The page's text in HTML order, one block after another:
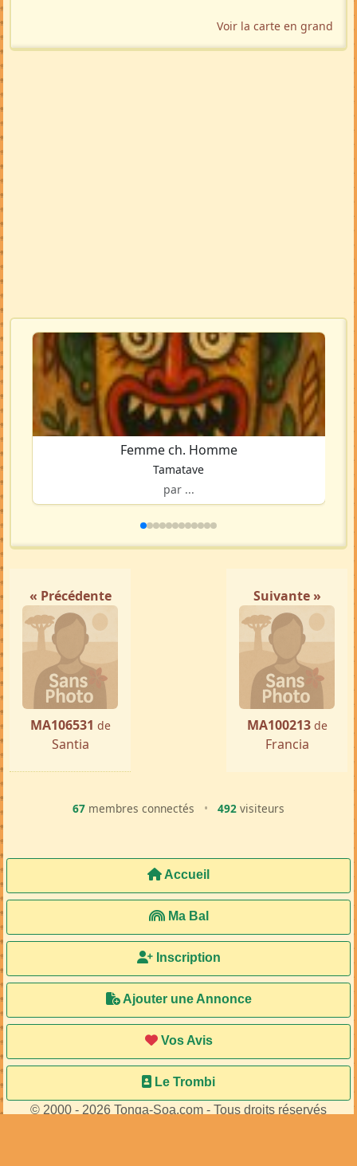
Voir la carte en grand
Femme ch. Homme
Tamatave
par ...
« Précédente
MA106531 de
Santia
Suivante »
MA100213 de
Francia
67 membres connectés • 492 visiteurs
Accueil
Ma Bal
Inscription
Ajouter une Annonce
Vos Avis
Le Trombi
© 2000 - 2026 Tonga-Soa.com - Tous droits réservés